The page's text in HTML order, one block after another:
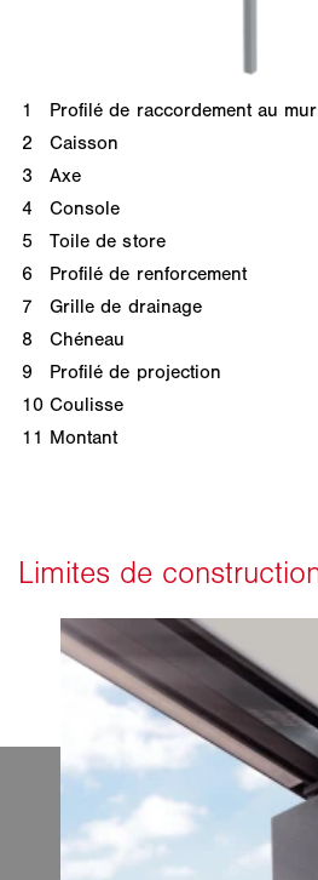
1
Profilé de raccordement au mur
2
Caisson
3
Axe
4
Console
5
Toile de store
6
Profilé de renforcement
7
Grille de drainage
8
Chéneau
9
Profilé de projection
10 Coulisse
11 Montant